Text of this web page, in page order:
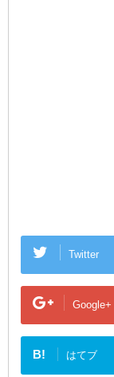
Twitter
Google+
B! はてブ